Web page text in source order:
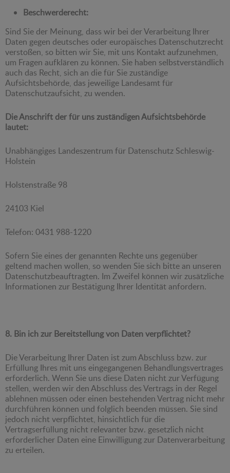
Beschwerderecht:
Sind Sie der Meinung, dass wir bei der Verarbeitung Ihrer
Daten gegen deutsches oder europäisches Datenschutzrecht
verstoßen, so bitten wir Sie, mit uns Kontakt aufzunehmen,
um Fragen aufklären zu können. Sie haben selbstverständlich
auch das Recht, sich an die für Sie zuständige
Aufsichtsbehörde, das jeweilige Landesamt für
Datenschutzaufsicht, zu wenden.
Die Anschrift der für uns zuständigen Aufsichtsbehörde
lautet:
Unabhängiges Landeszentrum für Datenschutz Schleswig-
Holstein
Holstenstraße 98
24103 Kiel
Telefon: 0431 988-1220
Sofern Sie eines der genannten Rechte uns gegenüber
geltend machen wollen, so wenden Sie sich bitte an unseren
Datenschutzbeauftragten. Im Zweifel können wir zusätzliche
Informationen zur Bestätigung Ihrer Identität anfordern.
8. Bin ich zur Bereitstellung von Daten verpflichtet?
Die Verarbeitung Ihrer Daten ist zum Abschluss bzw. zur
Erfüllung Ihres mit uns eingegangenen Behandlungsvertrages
erforderlich. Wenn Sie uns diese Daten nicht zur Verfügung
stellen, werden wir den Abschluss des Vertrags in der Regel
ablehnen müssen oder einen bestehenden Vertrag nicht mehr
durchführen können und folglich beenden müssen. Sie sind
jedoch nicht verpflichtet, hinsichtlich für die
Vertragserfüllung nicht relevanter bzw. gesetzlich nicht
erforderlicher Daten eine Einwilligung zur Datenverarbeitung
zu erteilen.